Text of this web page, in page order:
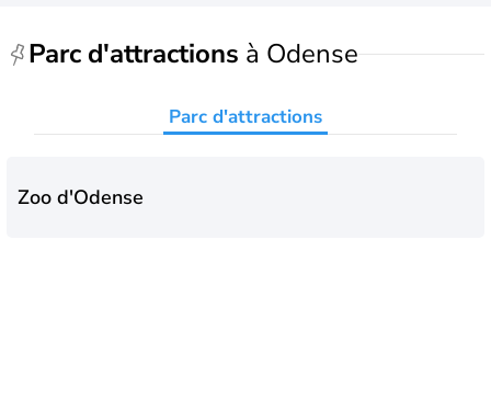
Parc d'attractions à Odense
Parc d'attractions
Zoo d'Odense